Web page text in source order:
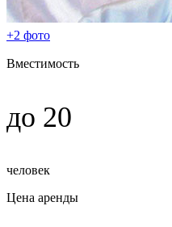
+2 фото
Вместимость
до 20
человек
Цена аренды